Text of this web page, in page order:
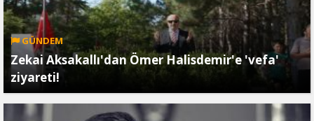
GÜNDEM
Zekai Aksakallı'dan Ömer Halisdemir'e 'vefa'
ziyareti!